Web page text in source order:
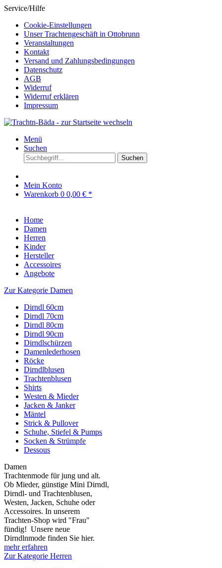
Service/Hilfe
Cookie-Einstellungen
Unser Trachtengeschäft in Ottobrunn
Veranstaltungen
Kontakt
Versand und Zahlungsbedingungen
Datenschutz
AGB
Widerruf
Widerruf erklären
Impressum
Menü
Suchen
Suchen
Mein Konto
Warenkorb 0 0,00 € *
Home
Damen
Herren
Kinder
Hersteller
Accessoires
Angebote
Zur Kategorie Damen
Dirndl 60cm
Dirndl 70cm
Dirndl 80cm
Dirndl 90cm
Dirndlschürzen
Damenlederhosen
Röcke
Dirndlblusen
Trachtenblusen
Shirts
Westen & Mieder
Jacken & Janker
Mäntel
Strick & Pullover
Schuhe, Stiefel & Pumps
Socken & Strümpfe
Dessous
Damen
Trachtenmode für jung und alt.
Ob Mieder, günstige Mini Dirndl,
Dirndl- und Trachtenblusen,
Westen, Jacken, Schuhe oder
Accessoires. In unserem
Trachten-Shop wird "Frau"
fündig! Unsere neue
Dirndlnmode finden Sie hier.
mehr erfahren
Zur Kategorie Herren